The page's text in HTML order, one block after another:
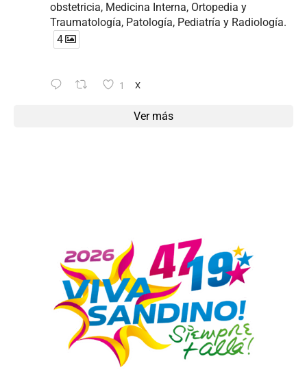
obstetricia, Medicina Interna, Ortopedia y
Traumatología, Patología, Pediatría y Radiología.
4
1 X
Ver más